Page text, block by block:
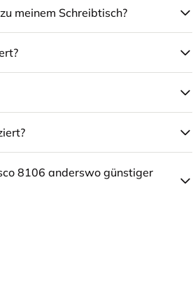
meinem Schreibtisch?
8106 anderswo günstiger